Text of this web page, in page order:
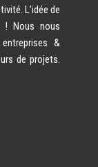
L’idée de
! Nous nous
&
de projets.